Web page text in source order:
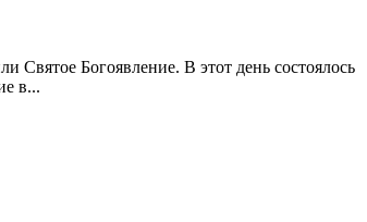
Богоявление. В этот день состоялось
в...